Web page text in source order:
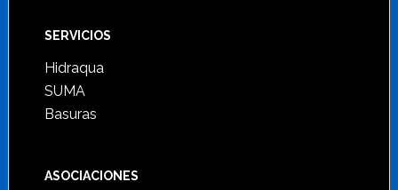
SERVICIOS
Hidraqua
SUMA
Basuras
ASOCIACIONES